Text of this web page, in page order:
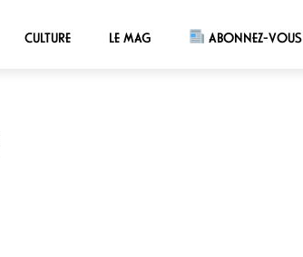
CULTURE LE MAG ABONNEZ-VOUS